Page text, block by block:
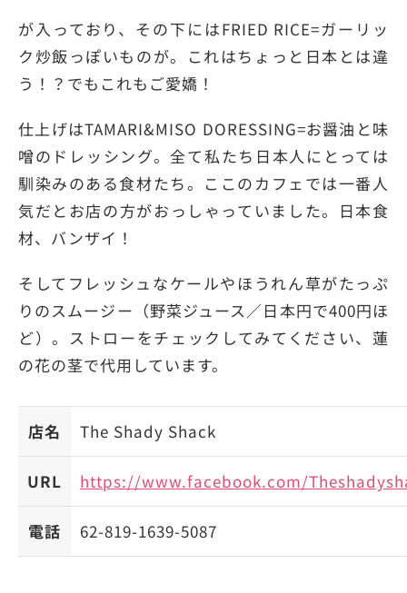
が入っており、その下にはFRIED RICE=ガーリッ
ク炒飯っぽいものが。これはちょっと日本とは違
う！？でもこれもご愛嬌！
仕上げはTAMARI&MISO DORESSING=お醤油と味
噌のドレッシング。全て私たち日本人にとっては
馴染みのある食材たち。ここのカフェでは一番人
気だとお店の方がおっしゃっていました。日本食
材、バンザイ！
そしてフレッシュなケールやほうれん草がたっぷ
りのスムージー（野菜ジュース／日本円で400円ほ
ど）。ストローをチェックしてみてください、蓮
の花の茎で代用しています。
店名 The Shady Shack
URL https://www.facebook.com/
電話 62-819-1639-5087